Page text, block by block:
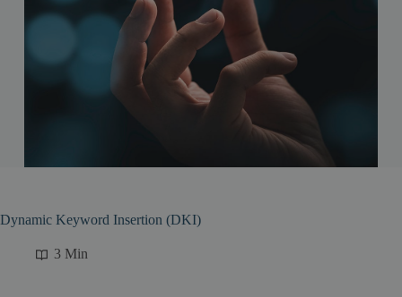
Dynamic Keyword Insertion (DKI)
3 Min